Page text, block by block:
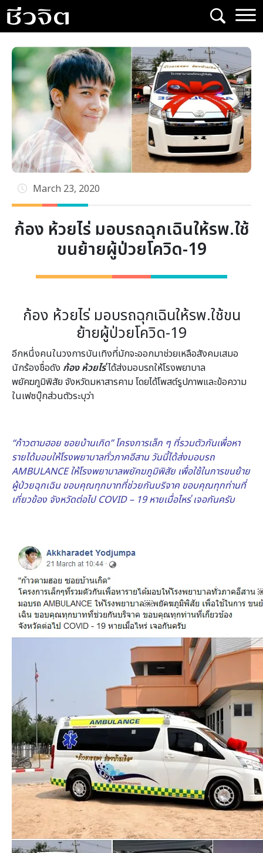
Skip
to
content
March 23, 2020
ก้อง ห้วยไร่ มอบรถฉุกเฉินให้รพ.ใช้
ขนย้ายผู้ป่วยโควิด-19
ก้อง ห้วยไร่ มอบรถฉุกเฉินให้รพ.ใช้ขน
ย้ายผู้ป่วยโควิด-19
อีกหนึ่งคนในวงการบันเทิงที่มักจะออกมาช่วยเหลือสังคมเสมอ
นักร้องชื่อดัง ก้อง ห้วยไร่ได้ส่งมอบรถให้โรงพยาบาล
พยัคฆภูมิพิสัย จังหวัดมหาสารคาม โดยได้โพสต์รูปภาพและข้อความ
ในเฟซบุ๊กส่วนตัวระบุว่า
“ก้าวตามฮอย ซอยบ้านเกิด” โครงการเล็ก ๆ ที่รวมตัวกันเพื่อหา
รายได้มอบให้โรงพยาบาลทั่วภาคอีสาน วันนี้ได้ส่งมอบรถ
AMBULANCE ให้โรงพยาบาลพยัคฆภูมิพิสัย เพื่อใช้ในการขนย้าย
ผู้ป่วยฉุกเฉิน ขอบคุณทุกบาทที่ช่วยกันบริจาค ขอบคุณทุกท่านที่
เกี่ยวข้อง จังหวัดต่อไป COVID – 19 หายเมื่อไหร่ เจอกันครับ